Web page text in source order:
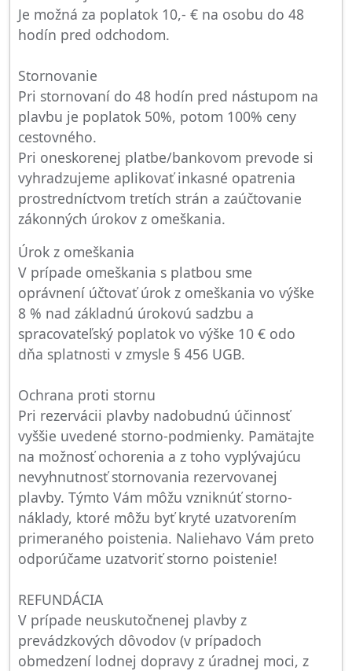
Je možná za poplatok 10,- € na osobu do 48
hodín pred odchodom.
Stornovanie
Pri stornovaní do 48 hodín pred nástupom na
plavbu je poplatok 50%, potom 100% ceny
cestovného.
Pri oneskorenej platbe/bankovom prevode si
vyhradzujeme aplikovať inkasné opatrenia
prostredníctvom tretích strán a zaúčtovanie
zákonných úrokov z omeškania.
Úrok z omeškania
V prípade omeškania s platbou sme
oprávnení účtovať úrok z omeškania vo výške
8 % nad základnú úrokovú sadzbu a
spracovateľský poplatok vo výške 10 € odo
dňa splatnosti v zmysle § 456 UGB.
Ochrana proti stornu
Pri rezervácii plavby nadobudnú účinnosť
vyššie uvedené storno-podmienky. Pamätajte
na možnosť ochorenia a z toho vyplývajúcu
nevyhnutnosť stornovania rezervovanej
plavby. Týmto Vám môžu vzniknúť storno-
náklady, ktoré môžu byť kryté uzatvorením
primeraného poistenia. Naliehavo Vám preto
odporúčame uzatvoriť storno poistenie!
REFUNDÁCIA
V prípade neuskutočnenej plavby z
prevádzkových dôvodov (v prípadoch
obmedzení lodnej dopravy z úradnej moci, z